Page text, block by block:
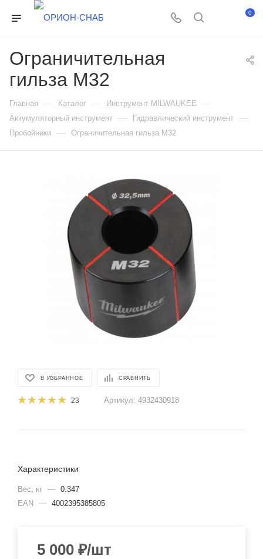
0
Ограничительная
гильза M32
Главная — Каталог — Инструмент MILWAUKEE —
Аккумуляторный инструмент — Гидравлический инструмент —
Пробойники — Ограничительная гильза M32
В ИЗБРАННОЕ СРАВНИТЬ
23 Артикул: 4932430918
Характеристики
Вес, кг — 0.347
EAN
— 4002395385805
5 000 ₽/шт